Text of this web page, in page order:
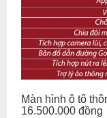
Màn hình ô tô
16.500.000 đồng